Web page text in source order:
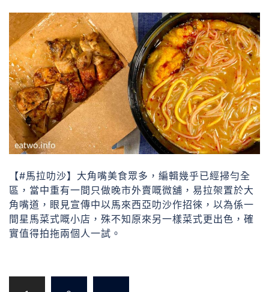
【#馬拉叻沙】大角嘴美食眾多，編輯幾乎已經掃勻全
區，當中重有一間只做晚市外賣嘅微舖，易拉架置於大
角嘴道，眼見宣傳中以馬來西亞叻沙作招徠，以為係一
間星馬菜式嘅小店，殊不知原來另一樣菜式更出色，確
實值得拍拖兩個人一試。